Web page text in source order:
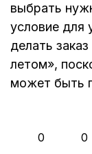
выбрать
условие для
делать
летом»,
может быть
0 0